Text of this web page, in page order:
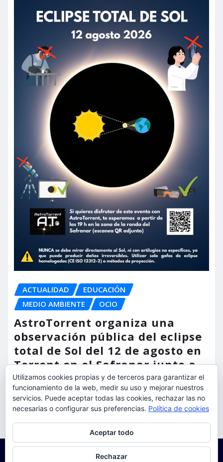
ACTUALIDAD
EDUCACIÓN
MEDIO AMBIENTE
OCIO
AstroTorrent organiza una
observación pública del eclipse
total de Sol del 12 de agosto en
Torrent en el Safranar junto a
las vías del AVE
torrent al dia Ago 5, 2026
Utilizamos cookies propias y de terceros para garantizar el
funcionamiento de la web, medir su uso y mejorar nuestros
servicios. Puede aceptar todas las cookies, rechazar las no
necesarias o configurar sus preferencias. Política de cookies
Aceptar todo
Rechazar
Para obtener más información, incluido cómo gestionar las cookies,